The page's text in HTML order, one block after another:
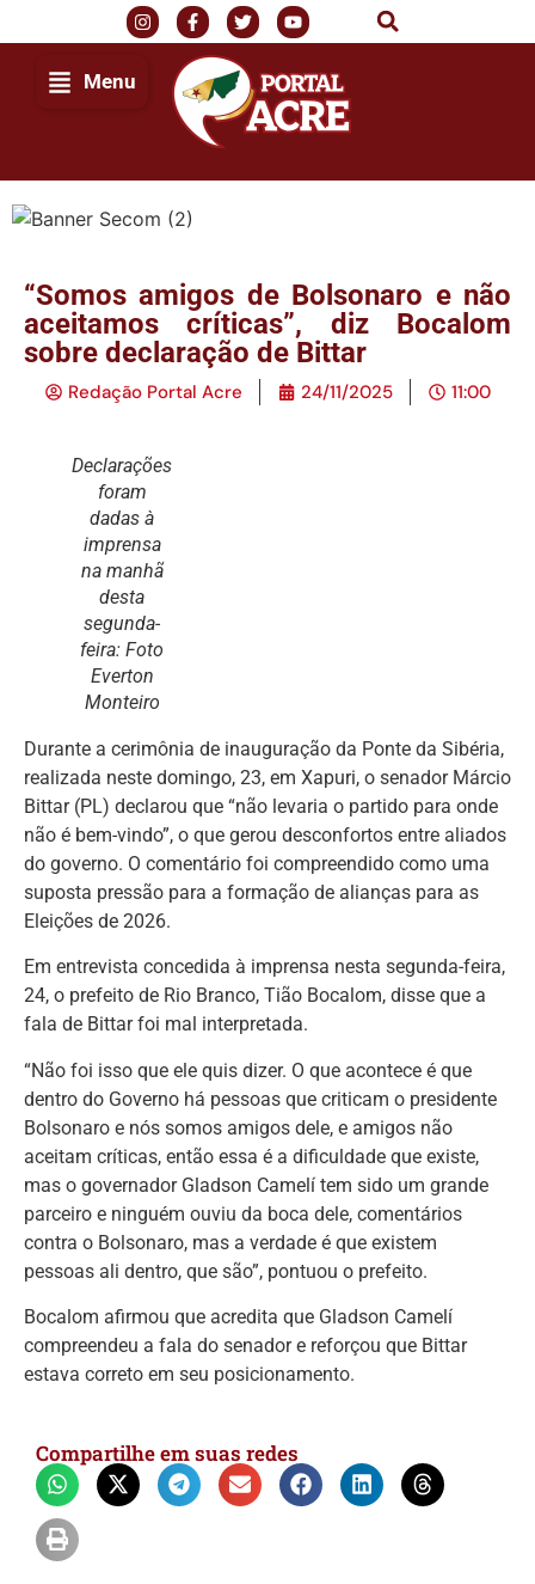
Menu
“Somos amigos de Bolsonaro e não
aceitamos críticas”, diz Bocalom
sobre declaração de Bittar
Redação Portal Acre 24/11/2025 11:00
Declarações
foram
dadas à
imprensa
na manhã
desta
segunda-
feira: Foto
Everton
Monteiro
Durante a cerimônia de inauguração da Ponte da Sibéria,
realizada neste domingo, 23, em Xapuri, o senador Márcio
Bittar (PL) declarou que “não levaria o partido para onde
não é bem-vindo”, o que gerou desconfortos entre aliados
do governo. O comentário foi compreendido como uma
suposta pressão para a formação de alianças para as
Eleições de 2026.
Em entrevista concedida à imprensa nesta segunda-feira,
24, o prefeito de Rio Branco, Tião Bocalom, disse que a
fala de Bittar foi mal interpretada.
“Não foi isso que ele quis dizer. O que acontece é que
dentro do Governo há pessoas que criticam o presidente
Bolsonaro e nós somos amigos dele, e amigos não
aceitam críticas, então essa é a dificuldade que existe,
mas o governador Gladson Camelí tem sido um grande
parceiro e ninguém ouviu da boca dele, comentários
contra o Bolsonaro, mas a verdade é que existem
pessoas ali dentro, que são”, pontuou o prefeito.
Bocalom afirmou que acredita que Gladson Camelí
compreendeu a fala do senador e reforçou que Bittar
estava correto em seu posicionamento.
Compartilhe em suas redes